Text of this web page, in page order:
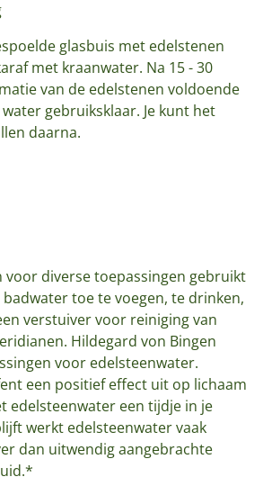
glasbuis met edelstenen
met kraanwater. Na 15 - 30
van de edelstenen voldoende
gebruiksklaar. Je kunt het
daarna.
voor diverse toepassingen gebruikt
toe te voegen, te drinken,
verstuiver voor reiniging van
Hildegard von Bingen
voor edelsteenwater.
een positief effect uit op lichaam
edelsteenwater een tijdje in je
werkt edelsteenwater vaak
dan uitwendig aangebrachte